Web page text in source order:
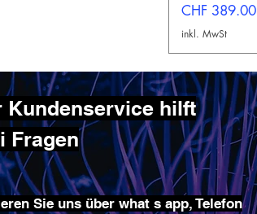
Preis
CHF 389.00
inkl. MwSt
Kundenservice hilft
Fragen
Sie uns über what s app, Telefon